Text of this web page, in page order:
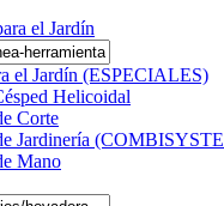
el Jardín
el Jardín (ESPECIALES)
Helicoidal
Corte
Jardinería
Mano